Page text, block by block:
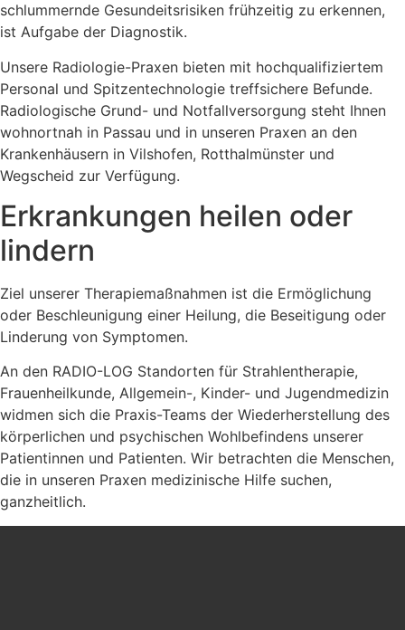
schlummernde Gesundeitsrisiken frühzeitig zu erkennen,
ist Aufgabe der Diagnostik.
Unsere Radiologie-Praxen bieten mit hochqualifiziertem
Personal und Spitzentechnologie treffsichere Befunde.
Radiologische Grund- und Notfallversorgung steht Ihnen
wohnortnah in Passau und in unseren Praxen an den
Krankenhäusern in Vilshofen, Rotthalmünster und
Wegscheid zur Verfügung.
Erkrankungen heilen oder
lindern
Ziel unserer Therapiemaßnahmen ist die Ermöglichung
oder Beschleunigung einer Heilung, die Beseitigung oder
Linderung von Symptomen.
An den RADIO-LOG Standorten für Strahlentherapie,
Frauenheilkunde, Allgemein-, Kinder- und Jugendmedizin
widmen sich die Praxis-Teams der Wiederherstellung des
körperlichen und psychischen Wohlbefindens unserer
Patientinnen und Patienten. Wir betrachten die Menschen,
die in unseren Praxen medizinische Hilfe suchen,
ganzheitlich.